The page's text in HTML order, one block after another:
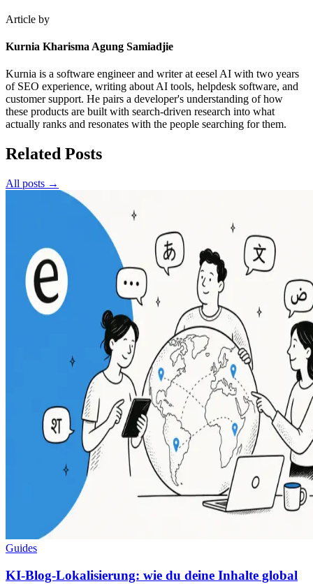
Article by
Kurnia Kharisma Agung Samiadjie
Kurnia is a software engineer and writer at eesel AI with two years
of SEO experience, writing about AI tools, helpdesk software, and
customer support. He pairs a developer's understanding of how
these products are built with search-driven research into what
actually ranks and resonates with the people searching for them.
Related Posts
All posts →
Guides
KI-Blog-Lokalisierung: wie du deine Inhalte global